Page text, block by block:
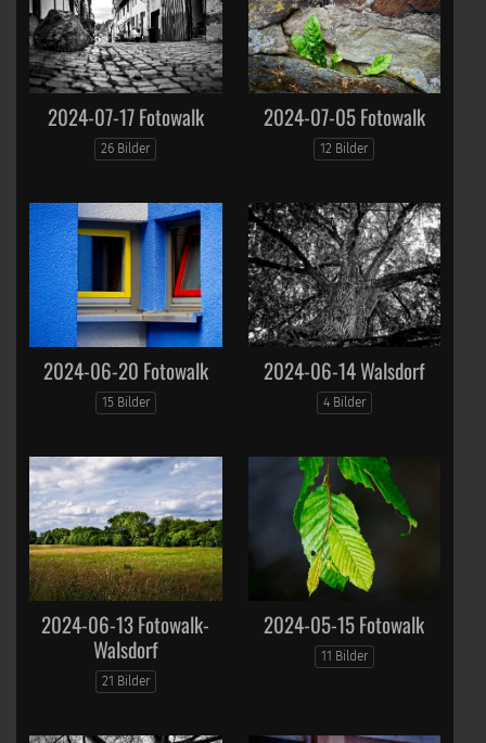
2024-07-17 Fotowalk
26 Bilder
2024-07-05 Fotowalk
12 Bilder
2024-06-20 Fotowalk
15 Bilder
2024-06-14 Walsdorf
4 Bilder
2024-06-13 Fotowalk-
Walsdorf
21 Bilder
2024-05-15 Fotowalk
11 Bilder